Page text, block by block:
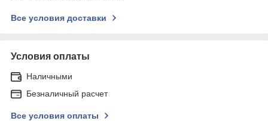
Все условия доставки
Условия оплаты
Наличными
Безналичный расчет
Все условия оплаты